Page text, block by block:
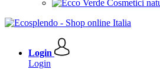
Cosmetici
Login
Login